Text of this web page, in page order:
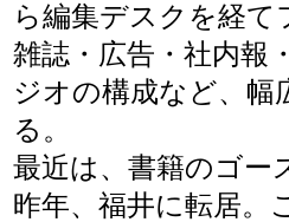
ら編集デスクを経て
雑誌・広告・社内報
ジオの構成など、幅
る。
最近は、書籍のゴー
昨年、福井に転居。